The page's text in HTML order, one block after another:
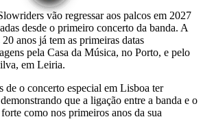
vão regressar aos palcos em 2027
desde o primeiro concerto da banda. A
anos já tem as primeiras datas
pela Casa da Música, no Porto, e pelo
em Leiria.
de o concerto especial em Lisboa ter
que a ligação entre a banda e o
como nos primeiros anos da sua